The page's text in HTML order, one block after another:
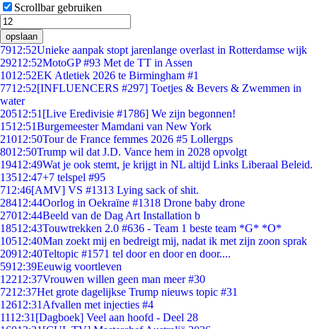
Scrollbar gebruiken
opslaan
7912:52Unieke aanpak stopt jarenlange overlast in Rotterdamse wijk
29212:52MotoGP #93 Met de TT in Assen
1012:52EK Atletiek 2026 te Birmingham #1
7712:52[INFLUENCERS #297] Toetjes & Bevers & Zwemmen in
water
20512:51 [Live Eredivisie #1786] We zijn begonnen!
1512:51Burgemeester Mamdani van New York
21012:50Tour de France femmes 2026 #5 Lollergps
8012:50Trump wil dat J.D. Vance hem in 2028 opvolgt
19412:49Wat je ook stemt, je krijgt in NL altijd Links Liberaal Beleid.
13512:47+7 telspel #95
712:46[AMV] VS #1313 Lying sack of shit.
28412:44Oorlog in Oekraïne #1318 Drone baby drone
27012:44Beeld van de Dag Art Installation b
18512:43Touwtrekken 2.0 #636 - Team 1 beste team *G* *O*
10512:40Man zoekt mij en bedreigt mij, nadat ik met zijn zoon sprak
20912:40Teltopic #1571 tel door en door en door....
5912:39Eeuwig voortleven
12212:37Vrouwen willen geen man meer #30
7212:37Het grote dagelijkse Trump nieuws topic #31
12612:31 Afvallen met injecties #4
1112:31 [Dagboek] Veel aan hoofd - Deel 28